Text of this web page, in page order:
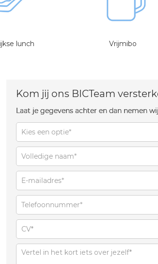
lunch Vrijmibo
Kom jij ons BICTeam
Laat je gegevens achter en dan nemen